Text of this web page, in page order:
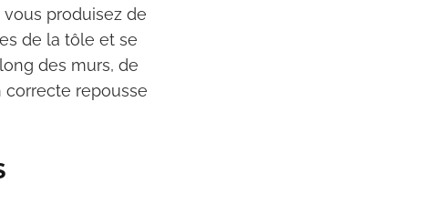
produisez de
de la tôle et se
des murs, de
correcte repousse